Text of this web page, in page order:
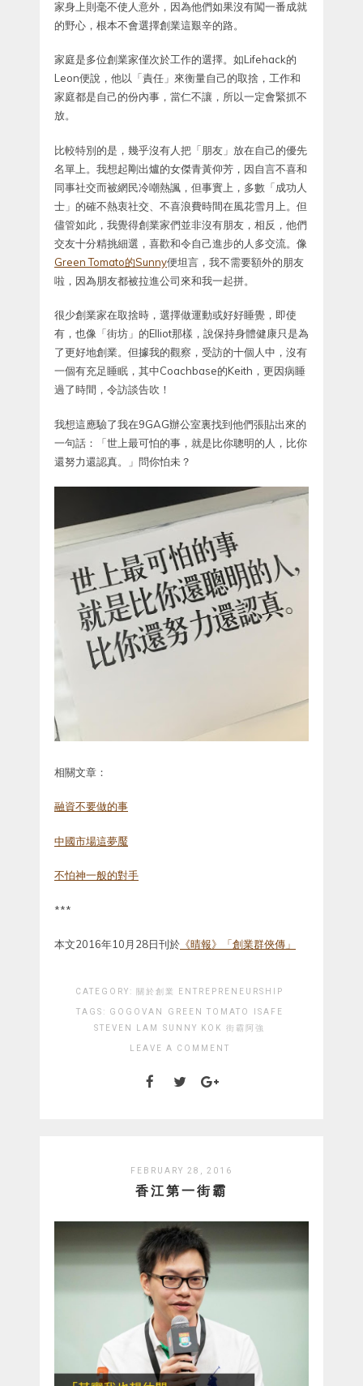
家身上則毫不使人意外，因為他們如果沒有闖一番成就
的野心，根本不會選擇創業這艱辛的路。
家庭是多位創業家僅次於工作的選擇。如Lifehack的
Leon便說，他以「責任」來衡量自己的取捨，工作和
家庭都是自己的份內事，當仁不讓，所以一定會緊抓不
放。
比較特別的是，幾乎沒有人把「朋友」放在自己的優先
名單上。我想起剛出爐的女傑青黃仰芳，因自言不喜和
同事社交而被網民冷嘲熱諷，但事實上，多數「成功人
士」的確不熱衷社交、不喜浪費時間在風花雪月上。但
儘管如此，我覺得創業家們並非沒有朋友，相反，他們
交友十分精挑細選，喜歡和令自己進步的人多交流。像
Green Tomato的Sunny便坦言，我不需要額外的朋友
啦，因為朋友都被拉進公司來和我一起拼。
很少創業家在取捨時，選擇做運動或好好睡覺，即使
有，也像「街坊」的Elliot那樣，說保持身體健康只是為
了更好地創業。但據我的觀察，受訪的十個人中，沒有
一個有充足睡眠，其中Coachbase的Keith，更因病睡
過了時間，令訪談告吹！
我想這應驗了我在9GAG辦公室裏找到他們張貼出來的
一句話：「世上最可怕的事，就是比你聰明的人，比你
還努力還認真。」問你怕未？
相關文章：
融資不要做的事
中國市場這夢魘
不怕神一般的對手
***
本文2016年10月28日刊於 《晴報》「創業群俠傳」
CATEGORY: 關於創業 ENTREPRENEURSHIP
TAGS: GOGOVAN GREEN TOMATO
ISAFE
STEVEN LAM
SUNNY KOK 街霸阿強
LEAVE A COMMENT
FEBRUARY 28, 2016
香江第一街霸